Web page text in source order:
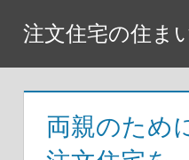
テ
注文住宅の住ま
両親のため